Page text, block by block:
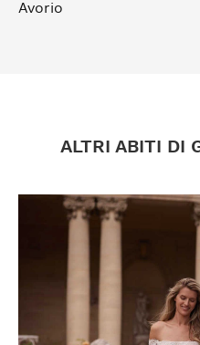
Avorio
ALTRI ABITI DI